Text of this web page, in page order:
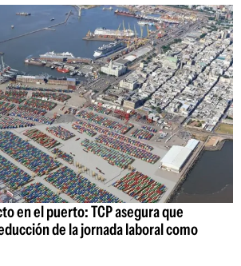
en el puerto: TCP asegura que
de la jornada laboral como